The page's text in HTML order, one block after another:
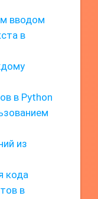
вводом
в
в Python
из
кода
в